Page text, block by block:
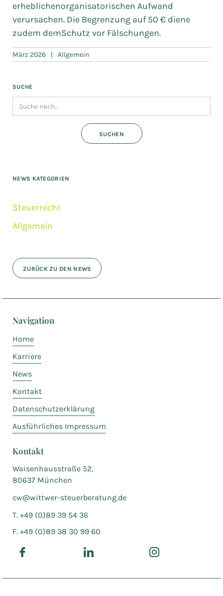
erheblichenorganisatorischen Aufwand
verursachen. Die Begrenzung auf 50 € diene
zudem demSchutz vor Fälschungen.
März 2026 | Allgemein
SUCHE
NEWS KATEGORIEN
Steuerrecht
Allgemein
ZURÜCK ZU DEN NEWS
Navigation
Home
Karriere
News
Kontakt
Datenschutzerklärung
Ausführliches Impressum
Kontakt
Waisenhausstraße 52,
80637 München
cw@wittwer-steuerberatung.de
T. +49 (0)89 39 54 36
F. +49 (0)89 38 30 99 60